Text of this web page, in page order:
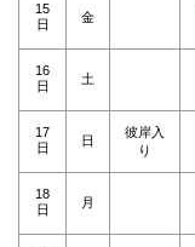
15
日
金
16
日
土
17
日
日
彼岸入
り
18
日
月